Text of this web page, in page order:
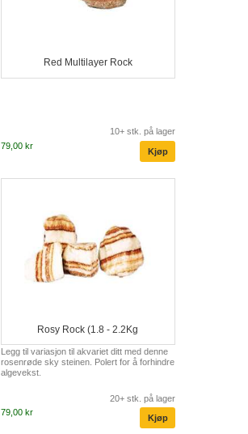
Red Multilayer Rock
10+ stk. på lager
79,00 kr
Rosy Rock (1.8 - 2.2Kg
Legg til variasjon til akvariet ditt med denne
rosenrøde sky steinen. Polert for å forhindre
algevekst.
20+ stk. på lager
79,00 kr